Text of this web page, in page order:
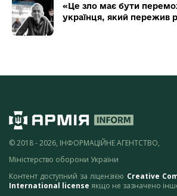
«Це зло має бути
українця, який пережив
© 2018 - 2026, ІНФОРМАЦІЙНЕ АГЕНТСТВО,
Міністерство оборони України
Контент доступний за ліцензією Creative
International license якщо не зазначено